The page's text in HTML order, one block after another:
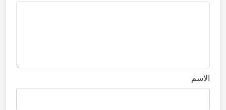
الاسم